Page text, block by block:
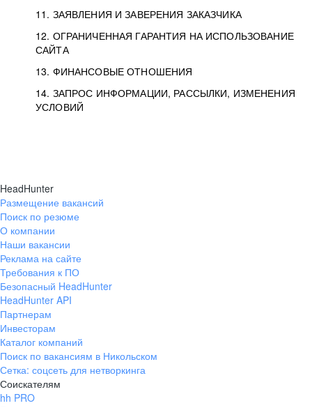
11. ЗАЯВЛЕНИЯ И ЗАВЕРЕНИЯ ЗАКАЗЧИКА
12. ОГРАНИЧЕННАЯ ГАРАНТИЯ НА ИСПОЛЬЗОВАНИЕ
САЙТА
13. ФИНАНСОВЫЕ ОТНОШЕНИЯ
14. ЗАПРОС ИНФОРМАЦИИ, РАССЫЛКИ, ИЗМЕНЕНИЯ
УСЛОВИЙ
HeadHunter
Размещение вакансий
Поиск по резюме
О компании
Наши вакансии
Реклама на сайте
Требования к ПО
Безопасный HeadHunter
HeadHunter API
Партнерам
Инвесторам
Каталог компаний
Поиск по вакансиям в Никольском
Сетка: соцсеть для нетворкинга
Соискателям
hh PRO